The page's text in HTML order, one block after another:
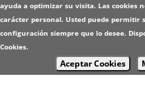
ayuda a optimizar su visita. Las cookies
carácter personal. Usted puede permitir
configuración siempre que lo desee.
Cookies.